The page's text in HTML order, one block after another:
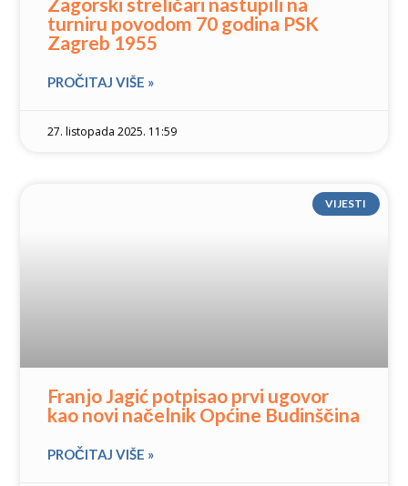
turniru povodom 70 godina PSK
Zagreb 1955
PROČITAJ VIŠE »
27. listopada 2025. 11:59
VIJESTI
Franjo Jagić potpisao prvi ugovor
kao novi načelnik Općine Budinščina
PROČITAJ VIŠE »